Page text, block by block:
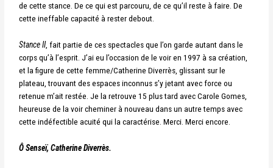
de cette stance. De ce qui est parcouru, de ce qu’il reste à faire. De
cette ineffable capacité à rester debout.
Stance II, fait partie de ces spectacles que l’on garde autant dans le
corps qu’à l’esprit. J’ai eu l’occasion de le voir en 1997 à sa création,
et la figure de cette femme/Catherine Diverrès, glissant sur le
plateau, trouvant des espaces inconnus s’y jetant avec force ou
retenue m’ait restée. Je la retrouve 15 plus tard avec Carole Gomes,
heureuse de la voir cheminer à nouveau dans un autre temps avec
cette indéfectible acuité qui la caractérise.Merci. Merci encore.
Ô Senseï, Catherine Diverrès.